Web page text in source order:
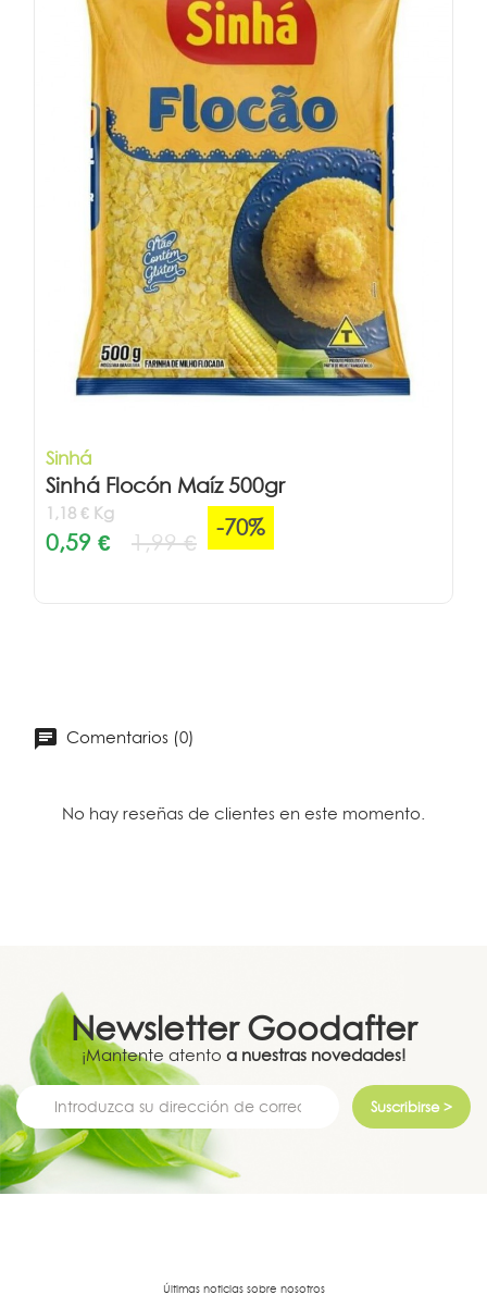
Sinhá
Sinhá Flocón Maíz 500gr
1,18 € Kg
0,59 € 1,99 €
-70%
Comentarios (0)
No hay reseñas de clientes en este momento.
Newsletter Goodafter
¡Mantente atento a nuestras novedades!
Suscribirse >
Últimas noticias sobre nosotros